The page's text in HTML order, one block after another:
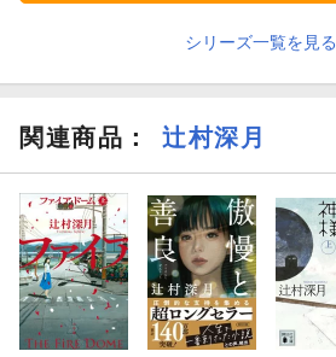
シリーズ一覧を見る
関連商品 ： 辻村深月